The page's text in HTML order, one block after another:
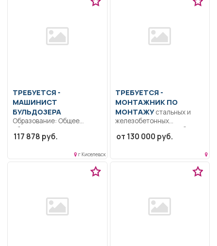
ТРЕБУЕТСЯ -
МАШИНИСТ
БУЛЬДОЗЕРА
Образование: Общее
образование.. Управление
бульдозером, осмотр и
117 878 руб.
г Киселевск
ТРЕБУЕТСЯ -
МОНТАЖНИК ПО
МОНТАЖУстальных и
железобетонных
конструкций Опыт работы
по специальности от 2-х...
от 130 000 руб.